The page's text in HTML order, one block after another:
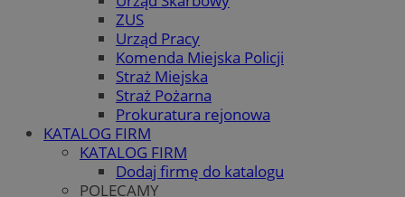
ZUS
Urząd Pracy
Komenda Miejska Policji
Straż Miejska
Straż Pożarna
Prokuratura rejonowa
KATALOG FIRM
KATALOG FIRM
Dodaj firmę do katalogu
POLECAMY